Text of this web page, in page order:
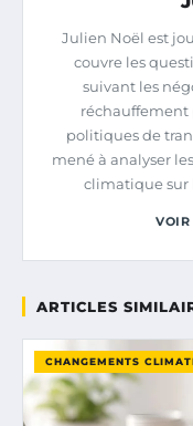
Julien Noël est
couvre les
suivant les
réchauffement
politiques de
mené à analyser
climatique sur
VOIR
ARTICLES
CHANGEMENTS